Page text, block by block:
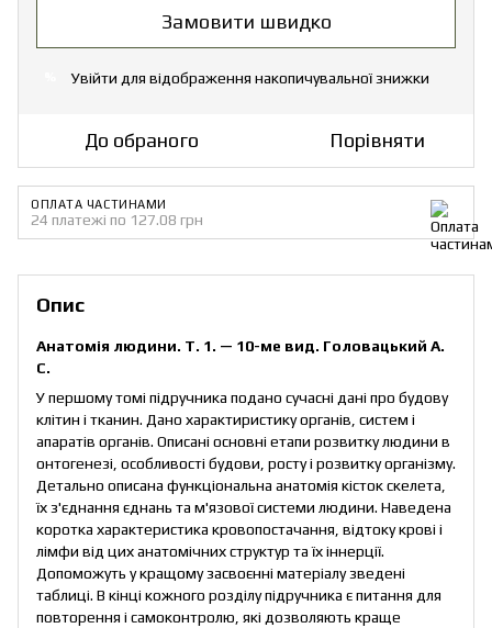
Замовити швидко
Увійти для відображення накопичувальної знижки
До обраного Порівняти
ОПЛАТА ЧАСТИНАМИ
24 платежі по 127.08 грн
Опис
Анатомія людини. Т. 1. — 10-ме вид. Головацький А.
С.
У першому томі підручника подано сучасні дані про будову
клітин і тканин. Дано характиристику органів, систем і
апаратів органів. Описані основні етапи розвитку людини в
онтогенезі, особливості будови, росту і розвитку організму.
Детально описана функціональна анатомія кісток скелета,
їх з'єднання єднань та м'язової системи людини. Наведена
коротка характеристика кровопостачання, відтоку крові і
лімфи від цих анатомічних структур та їх іннерції.
Допоможуть у кращому засвоєнні матеріалу зведені
таблиці. В кінці кожного розділу підручника є питання для
повторення і самоконтролю, які дозволяють краще